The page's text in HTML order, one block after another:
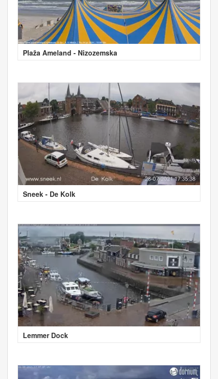
Plaža Ameland - Nizozemska
Sneek - De Kolk
Lemmer Dock